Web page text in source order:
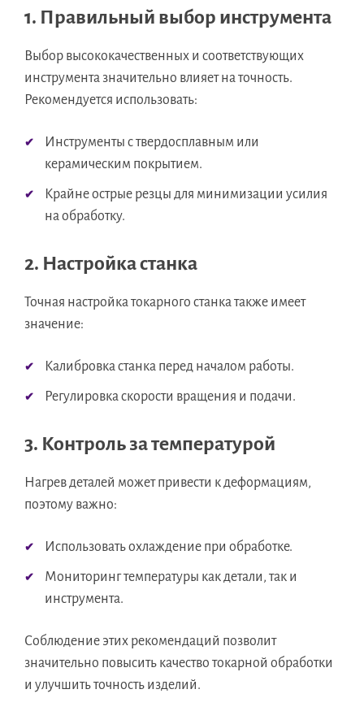
1. Правильный выбор инструмента
Выбор высококачественных и соответствующих
инструмента значительно влияет на точность.
Рекомендуется использовать:
Инструменты с твердосплавным или
керамическим покрытием.
Крайне острые резцы для минимизации усилия
на обработку.
2. Настройка станка
Точная настройка токарного станка также имеет
значение:
Калибровка станка перед началом работы.
Регулировка скорости вращения и подачи.
3. Контроль за температурой
Нагрев деталей может привести к деформациям,
поэтому важно:
Использовать охлаждение при обработке.
Мониторинг температуры как детали, так и
инструмента.
Соблюдение этих рекомендаций позволит
значительно повысить качество токарной обработки
и улучшить точность изделий.